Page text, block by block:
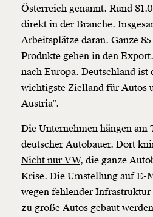
Österreich genannt. Rund
direkt in der Branche.
Arbeitsplätze daran. Ganze
Produkte gehen in den
nach Europa. Deutschland ist
wichtigste Zielland für Autos
Austria”.
Die Unternehmen hängen
deutscher Autobauer. Dort
Nicht nur VW, die ganze
Krise. Die Umstellung auf E-
wegen fehlender
zu große Autos gebaut